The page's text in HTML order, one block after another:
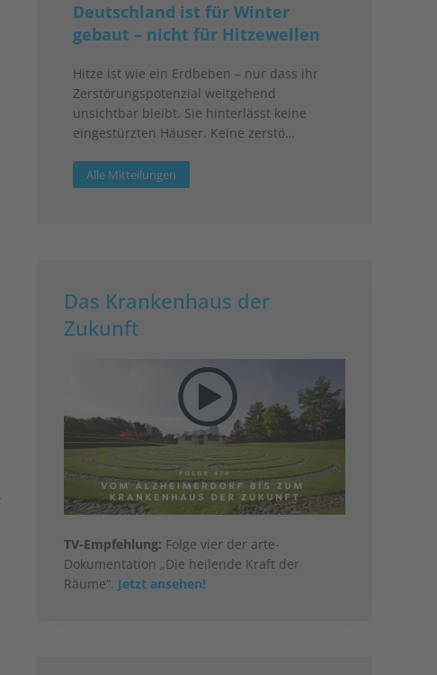
Deutschland ist für Winter
gebaut – nicht für Hitzewellen
Hitze ist wie ein Erdbeben – nur dass ihr
Zerstörungspotenzial weitgehend
unsichtbar bleibt. Sie hinterlässt keine
eingestürzten Häuser. Keine zerstö…
Alle Mitteilungen
Das Krankenhaus der
Zukunft
TV-Empfehlung: Folge vier der arte-
Dokumentation „Die heilende Kraft der
Räume“. Jetzt ansehen!